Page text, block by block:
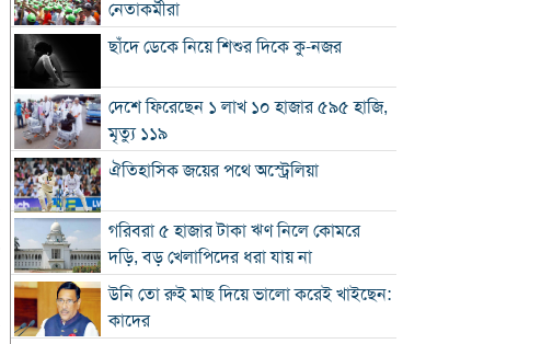
নেতাকর্মীরা
ছাঁদে ডেকে নিয়ে শিশুর দিকে কু-নজর
দেশে ফিরেছেন ১ লাখ ১০ হাজার ৫৯৫ হাজি,
মৃত্যু ১১৯
ঐতিহাসিক জয়ের পথে অস্ট্রেলিয়া
গরিবরা ৫ হাজার টাকা ঋণ নিলে কোমরে
দড়ি, বড় খেলাপিদের ধরা যায় না
উনি তো রুই মাছ দিয়ে ভালো করেই খাইছেন:
কাদের